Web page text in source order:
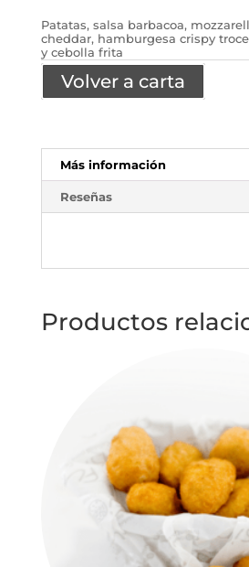
Patatas, salsa barbacoa,
cheddar, hamburgesa crispy
y cebolla frita
Volver a carta
Más información
Reseñas
Productos